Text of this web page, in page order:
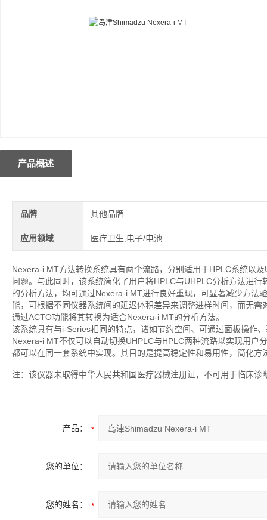
产品概述
品牌 其他品牌
应用领域 医疗卫生,电子/电池
Nexera-i MT方法转换系统具有两个流路，分别适用于HPLC系统以
问题。与此同时，该系统简化了用户将HPLC与UHPLC分析方法进
的分析方法，均可通过Nexera-i MT进行良好重现，可显著减少方法
能，可根据不同仪器系统间的延迟体积差异来调整进样时间，而无
通过ACTO功能将其转换为适合Nexera-i MT的分析方法。
该系统具有与i-Series相同的特点，诸如节约空间、可通过面板操作
Nexera-i MT不仅可以自动切换UHPLC与HPLC两种流路以实现用户
都可以在同一套系统中实现。其目的是提高稳定性和易用性，简化方
注：该仪器未取得中华人民共和国医疗器械注册证，不可用于临床诊
产品：
您的单位：
您的姓名：